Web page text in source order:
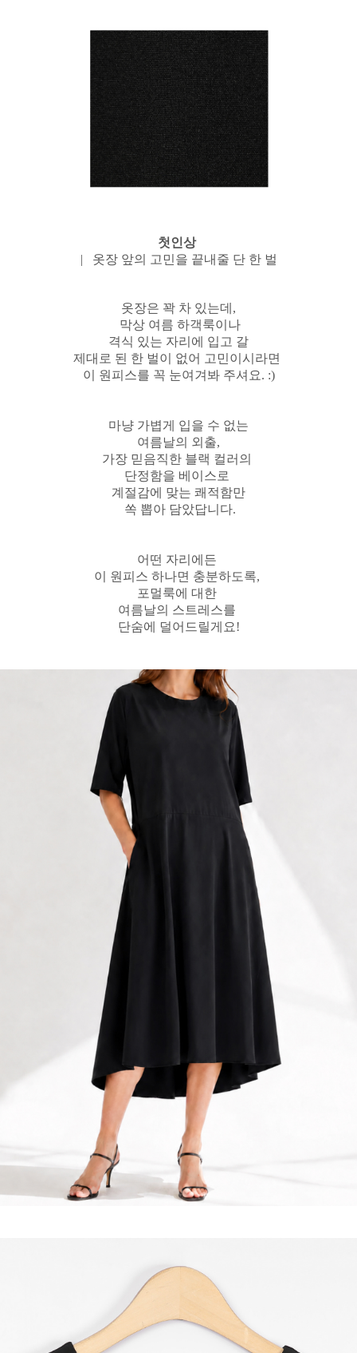
첫인상
| 옷장 앞의 고민을 끝내줄 단 한 벌
옷장은 꽉 차 있는데,
막상 여름 하객룩이나
격식 있는 자리에 입고 갈
제대로 된 한 벌이 없어 고민이시라면
이 원피스를 꼭 눈여겨봐 주셔요. :)
마냥 가볍게 입을 수 없는
여름날의 외출,
가장 믿음직한 블랙 컬러의
단정함을 베이스로
계절감에 맞는 쾌적함만
쏙 뽑아 담았답니다.
어떤 자리에든
이 원피스 하나면 충분하도록,
포멀룩에 대한
여름날의 스트레스를
단숨에 덜어드릴게요!